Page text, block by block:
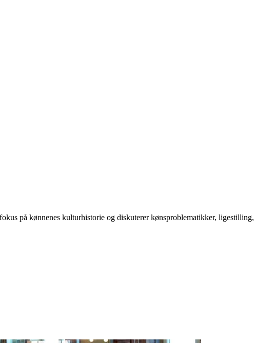
på kønnenes kulturhistorie og diskuterer kønsproblematikker, ligestilling,